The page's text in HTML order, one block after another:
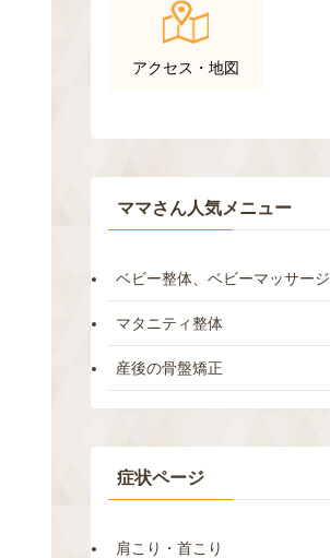
アクセス・地図
ママさん人気メニュー
ベビー整体、ベビーマッサージ
マタニティ整体
産後の骨盤矯正
症状ページ
肩こり・首こり